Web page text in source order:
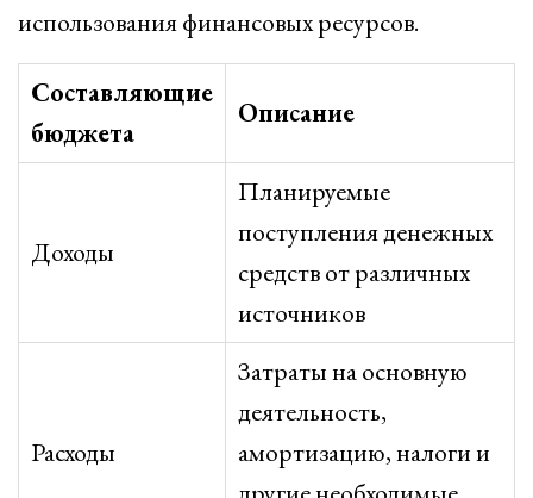
использования финансовых ресурсов.
Составляющие
бюджета
Описание
Доходы
Планируемые
поступления денежных
средств от различных
источников
Расходы
Затраты на основную
деятельность,
амортизацию, налоги и